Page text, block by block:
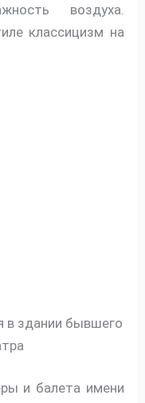
воздуха.
классицизм на
в здании бывшего
и балета имени